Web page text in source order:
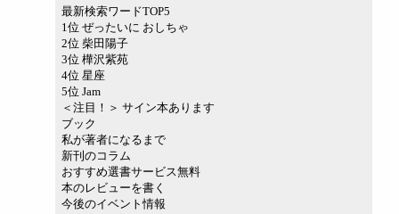
最新検索ワードTOP5
1位 ぜったいに おしちゃ
2位 柴田陽子
3位 樺沢紫苑
4位 星座
5位 Jam
＜注目！＞ サイン本あります
ブック
私が著者になるまで
新刊のコラム
おすすめ選書サービス無料
本のレビューを書く
今後のイベント情報